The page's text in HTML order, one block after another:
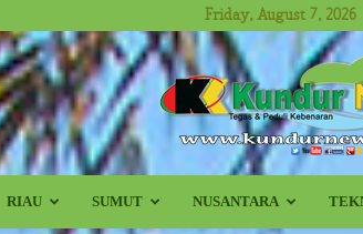
Friday, August 7, 2026
Kundur
RIAU SUMUT NUSANTARA